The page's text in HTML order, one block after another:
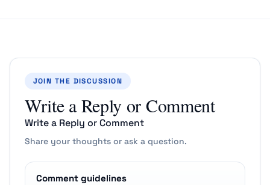
JOIN THE DISCUSSION
Write a Reply or Comment
Write a Reply or Comment
Share your thoughts or ask a question.
Comment guidelines